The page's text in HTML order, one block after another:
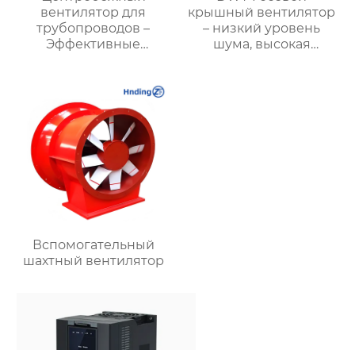
вентилятор для
трубопроводов –
Эффективные
Hengding
Вентиляторы
крышный вентилятор
– низкий уровень
шума, высокая
Вспомогательный
шахтный вентилятор